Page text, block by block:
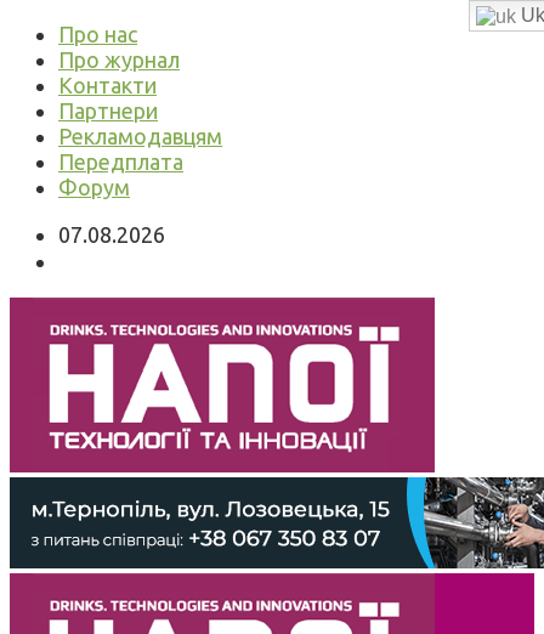
Про нас
Про журнал
Контакти
Партнери
Рекламодавцям
Передплата
Форум
07.08.2026